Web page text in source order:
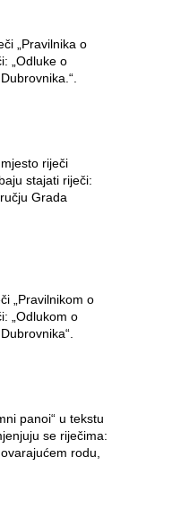
„Pravilnika o
„Odluke o
riječi
stajati riječi:
Grada
„Pravilnikom o
„Odlukom o
panoi“ u tekstu
se riječima:
rodu,